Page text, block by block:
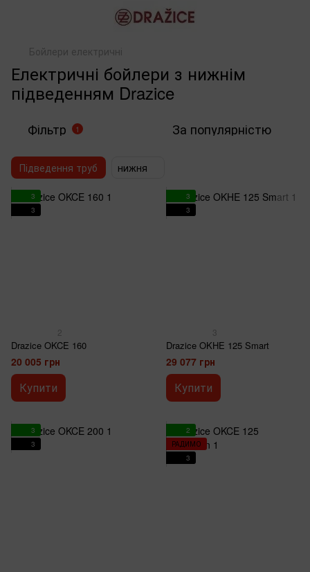
Бойлери електричні
Електричні бойлери з нижнім
підведенням Drazice
Фільтр 1 За популярністю
Підведення труб нижня
3
3
2
Drazice OKCE 160
20 005 грн
Купити
3
3
3
Drazice OKHE 125 Smart
29 077 грн
Купити
3
3
2
РАДИМО
3